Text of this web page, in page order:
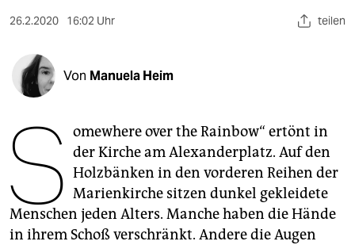
unterstützen
abo
genossenschaft
epaper login
26.2.2020 16:02 Uhr teilen
Von Manuela Heim
S omewhere over the Rainbow“ ertönt in
der Kirche am Ale­xanderplatz. Auf den
Holzbänken in den vorderen Reihen der
Marienkirche sitzen dunkel gekleidete
Menschen jeden Alters. Manche haben die Hände
in ihrem Schoß verschränkt. Andere die Augen